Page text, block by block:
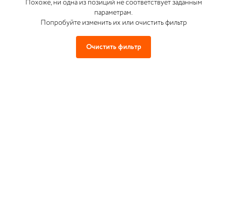
Похоже, ни одна из позиций не соответствует заданным
параметрам.
Попробуйте изменить их или очистить фильтр
Очистить фильтр